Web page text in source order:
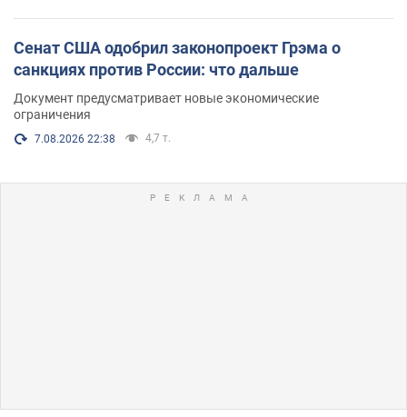
Сенат США одобрил законопроект Грэма о
санкциях против России: что дальше
Документ предусматривает новые экономические
ограничения
7.08.2026 22:38 4,7 т.